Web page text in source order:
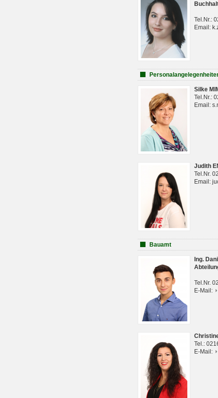
Tel.Nr.:
Email:
Silke
Tel.Nr.:
Email:
Judith
Tel.Nr.
Email:
Bauamt
Ing.
Tel.Nr.
E-Mail:
Tel.:
E-Mail: